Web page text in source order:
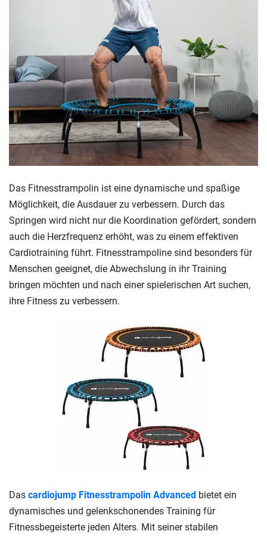
Das Fitnesstrampolin ist eine dynamische und spaßige
Möglichkeit, die Ausdauer zu verbessern. Durch das
Springen wird nicht nur die Koordination gefördert, sondern
auch die Herzfrequenz erhöht, was zu einem effektiven
Cardiotraining führt. Fitnesstrampoline sind besonders für
Menschen geeignet, die Abwechslung in ihr Training
bringen möchten und nach einer spielerischen Art suchen,
ihre Fitness zu verbessern.
Das cardiojump Fitnesstrampolin Advanced bietet ein
dynamisches und gelenkschonendes Training für
Fitnessbegeisterte jeden Alters. Mit seiner stabilen